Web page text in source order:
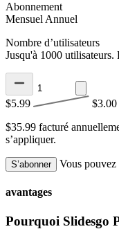
Abonnement
Mensuel Annuel
Nombre d’utilisateurs
Jusqu'à 1000 utilisateurs.
$5.99 $3.00
$35.99 facturé
s’appliquer.
S’abonner Vous pouvez
avantages
Pourquoi Slidesgo